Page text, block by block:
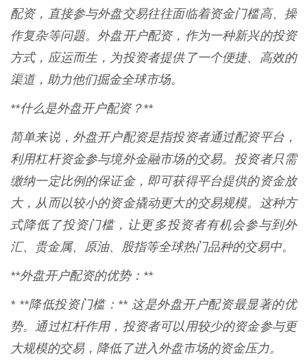
配资，直接参与外盘交易往往面临着资金门槛高、操
作复杂等问题。外盘开户配资，作为一种新兴的投资
方式，应运而生，为投资者提供了一个便捷、高效的
渠道，助力他们掘金全球市场。
**什么是外盘开户配资？**
简单来说，外盘开户配资是指投资者通过配资平台，
利用杠杆资金参与境外金融市场的交易。投资者只需
缴纳一定比例的保证金，即可获得平台提供的资金放
大，从而以较小的资金撬动更大的交易规模。这种方
式降低了投资门槛，让更多投资者有机会参与到外
汇、贵金属、原油、股指等全球热门品种的交易中。
**外盘开户配资的优势：**
* **降低投资门槛：** 这是外盘开户配资最显著的优
势。通过杠杆作用，投资者可以用较少的资金参与更
大规模的交易，降低了进入外盘市场的资金压力。